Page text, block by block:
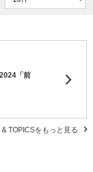
「前
& TOPICSをもっと見る